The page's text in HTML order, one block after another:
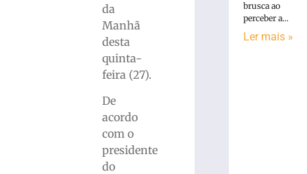
da
Manhã
desta
quinta-
feira (27).
De
acordo
com o
presidente
do
brusca ao
perceber a...
Ler mais »